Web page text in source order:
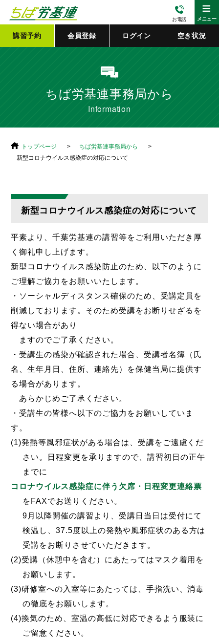
≡
メニュー
お電話
講習予約 会員登録 ログイン 空き状況
ちば労基連事務局から
Information
トップページ
ちば労基連事務局から
新型コロナウイルス感染症の対応について
新型コロナウイルス感染症の対応について
平素より、千葉労基連の講習等をご利用いただき厚
く御礼申し上げます。
新型コロナウイルス感染防止のため、以下のように
ご理解ご協力をお願いいたします。
・ソーシャルディスタンス確保のため、受講定員を
削減しております。そのため受講をお断りせざるを
得ない場合があり
ますのでご了承ください。
・受講生の感染が確認された場合、受講者名簿（氏
名、生年月日、住所、連絡先）を保健当局に提供す
る場合があります。
あらかじめご了承ください。
・受講生の皆様へ以下のご協力をお願いしていま
す。
(1)発熱等風邪症状がある場合は、受講をご遠慮くだ
さい。日程変更を承りますので、講習初日の正午
までに
コロナウイルス感染症に伴う欠席・日程変更連絡票
をFAXでお送りください。
9月以降開催の講習より、受講日当日は受付にて
検温し、37.5度以上の発熱や風邪症状のある方は
受講をお断りさせていただきます。
(2)受講（休憩中を含む）にあたってはマスク着用を
お願いします。
(3)研修室への入室等にあたっては、手指洗い、消毒
の徹底をお願いします。
(4)換気のため、室温の高低に対応できるよう服装に
ご留意ください。